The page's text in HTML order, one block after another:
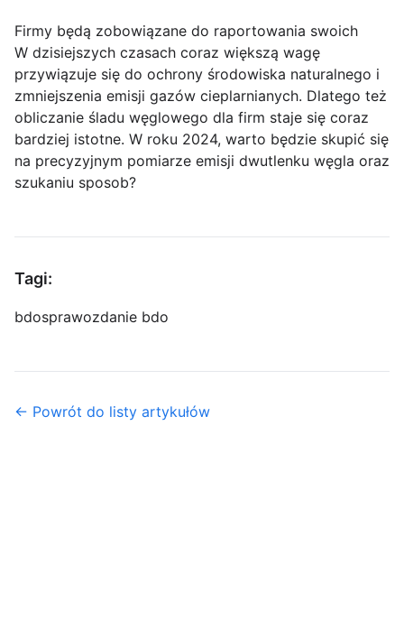
Firmy będą zobowiązane do raportowania swoich
W dzisiejszych czasach coraz większą wagę
przywiązuje się do ochrony środowiska naturalnego i
zmniejszenia emisji gazów cieplarnianych. Dlatego też
obliczanie śladu węglowego dla firm staje się coraz
bardziej istotne. W roku 2024, warto będzie skupić się
na precyzyjnym pomiarze emisji dwutlenku węgla oraz
szukaniu sposob?
Tagi:
bdosprawozdanie bdo
← Powrót do listy artykułów